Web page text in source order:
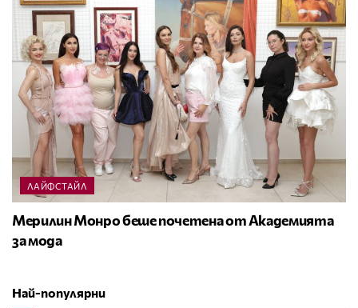
ЛАЙФСТАЙЛ
Мерилин Монро беше почетена от Академията
за мода
Най-популярни